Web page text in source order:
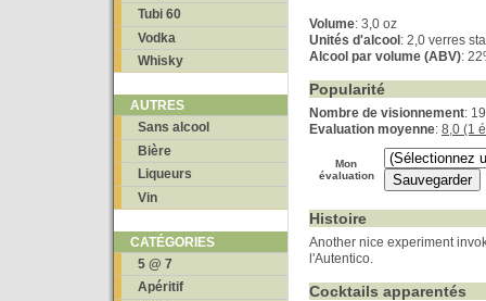
Tubi 60
Vodka
Whisky
AUTRES
Sans alcool
Bière
Liqueurs
Vin
CATÉGORIES
5 @ 7
Apéritif
Volume: 3,0 oz
Unités d'alcool : 2,0 verres
Alcool par volume (ABV):
Popularité
Nombre de visionnement:
Evaluation moyenne: 8,0 (1
Mon
évaluation
Histoire
Another nice experiment
l'Autentico.
Cocktails apparentés